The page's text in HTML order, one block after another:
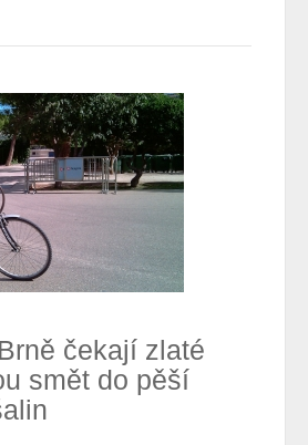
čekají zlaté
smět do pěší